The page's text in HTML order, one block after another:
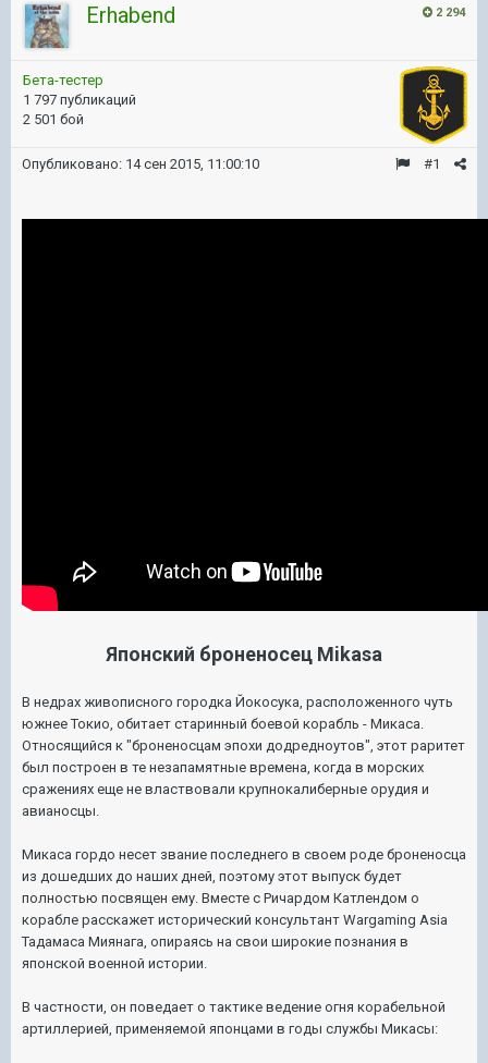
2 294
Erhabend
Бета-тестер
1 797 публикаций
2 501 бой
#1
Опубликовано: 14 сен 2015, 11:00:10
Японский броненосец Mikasa
В недрах живописного городка Йокосука, расположенного чуть
южнее Токио, обитает старинный боевой корабль - Микаса.
Относящийся к "броненосцам эпохи додредноутов", этот раритет
был построен в те незапамятные времена, когда в морских
сражениях еще не властвовали крупнокалиберные орудия и
авианосцы.
Микаса гордо несет звание последнего в своем роде броненосца
из дошедших до наших дней, поэтому этот выпуск будет
полностью посвящен ему. Вместе с Ричардом Катлендом о
корабле расскажет исторический консультант Wargaming Asia
Тадамаса Миянага, опираясь на свои широкие познания в
японской военной истории.
В частности, он поведает о тактике ведение огня корабельной
артиллерией, применяемой японцами в годы службы Микасы: